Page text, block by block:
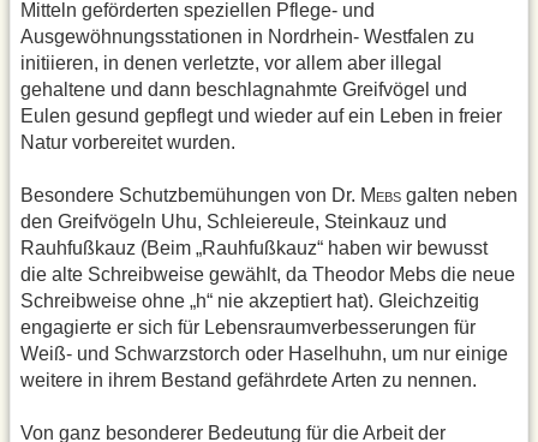
Mitteln geförderten speziellen Pflege- und
Ausgewöhnungsstationen in Nordrhein- Westfalen zu
initiieren, in denen verletzte, vor allem aber illegal
gehaltene und dann beschlagnahmte Greifvögel und
Eulen gesund gepflegt und wieder auf ein Leben in freier
Natur vorbereitet wurden.
Besondere Schutzbemühungen von Dr. M EBS galten neben
den Greifvögeln Uhu, Schleiereule, Steinkauz und
Rauhfußkauz (Beim „Rauhfußkauz“ haben wir bewusst
die alte Schreibweise gewählt, da Theodor Mebs die neue
Schreibweise ohne „h“ nie akzeptiert hat). Gleichzeitig
engagierte er sich für Lebensraumverbesserungen für
Weiß- und Schwarzstorch oder Haselhuhn, um nur einige
weitere in ihrem Bestand gefährdete Arten zu nennen.
Von ganz besonderer Bedeutung für die Arbeit der